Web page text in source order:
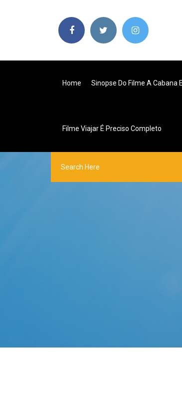
Home Sinopse Do Filme A Cabana
Filme Viajar É Preciso Completo